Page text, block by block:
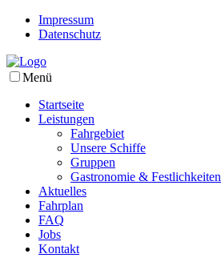
Impressum
Datenschutz
Menü
Startseite
Leistungen
Fahrgebiet
Unsere Schiffe
Gruppen
Gastronomie & Festlichkeiten
Aktuelles
Fahrplan
FAQ
Jobs
Kontakt